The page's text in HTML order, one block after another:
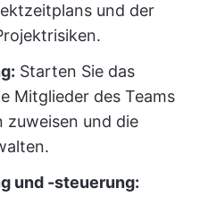
und der
: Starten Sie das
Mitglieder des Teams
zuweisen und die
und -steuerung: